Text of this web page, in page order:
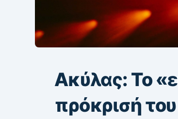
Ακύλας: Το
πρόκρισή